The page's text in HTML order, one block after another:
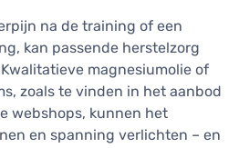
na de training of een
kan passende herstelzorg
magnesiumolie of
zoals te vinden in het aanbod
webshops, kunnen het
en spanning verlichten – en